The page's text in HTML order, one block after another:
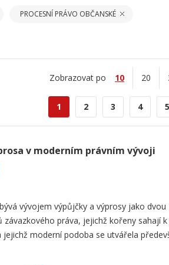
PROCESNÍ PRÁVO OBČANSKÉ
Zobrazovat po 10 20
1 2 3 4 5
v moderním právním vývoji
vývojem výpůjčky a výprosy jako dvou
závazkového práva, jejichž kořeny sahají k
jejichž moderní podoba se utvářela